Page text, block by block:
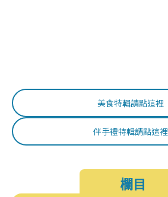
美食特輯請點這裡
伴手禮特輯請點這裡
欄目